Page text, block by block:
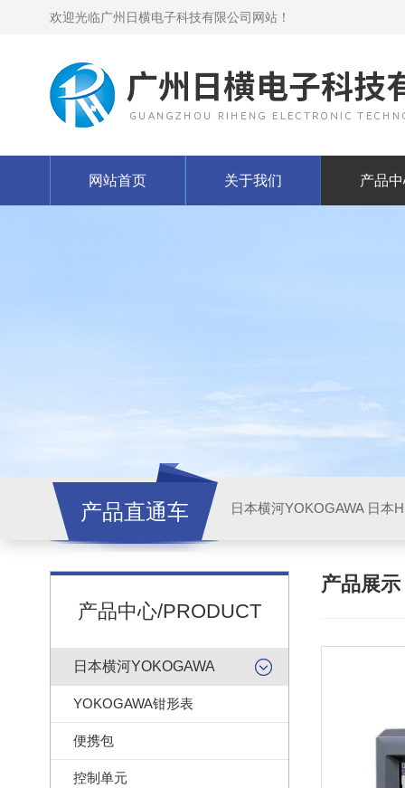
欢迎光临广州日横电子科技有限公司网站！
网站首页 关于我们 产品
产品直通车 日本横河YOKOGAWA 日本
产品中心/PRODUCT
日本横河YOKOGAWA
YOKOGAWA钳形表
便携包
控制单元
产品展示